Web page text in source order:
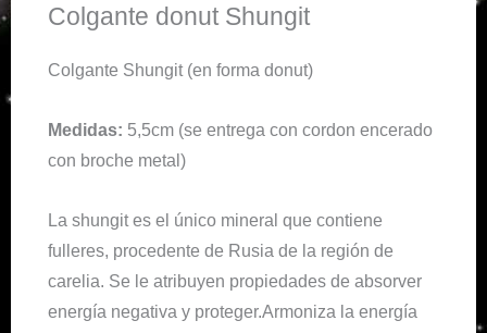
Colgante donut Shungit
Colgante Shungit (en forma donut)
Medidas: 5,5cm (se entrega con cordon encerado
con broche metal)
La shungit es el único mineral que contiene
fulleres, procedente de Rusia de la región de
carelia. Se le atribuyen propiedades de absorver
energía negativa y proteger.Armoniza la energía